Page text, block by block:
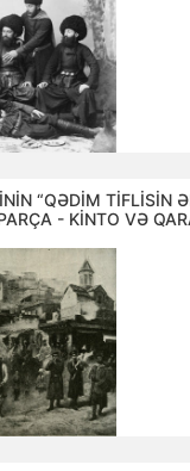
“QƏDİM TİFLİSİN
- KİNTO VƏ